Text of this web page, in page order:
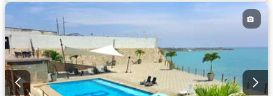
Garita de guardianía
Piscina
Seguridad
Vista panorámica
Completamente amoblado